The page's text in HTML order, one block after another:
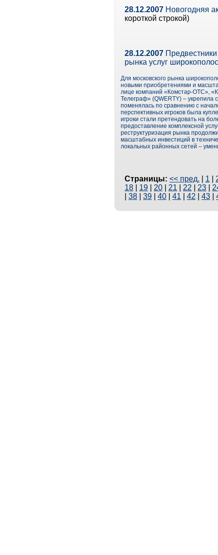
28.12.2007 Новогодняя
короткой строкой)
28.12.2007
рынка услуг
Для московского рынка
новыми приобретениями и
лице компаний «Комстар-ОТС»,
Телеграф» (QWERTY) – укрепила
поменялась по сравнению с
перспективных игроков была
игроки стали претендовать на
предоставление комплексной
реструктуризация рынка
масштабных инвестиций в
локальных районных сетей –
Страницы: << пред. 1
18
19 20 21 22 23
38 39 40 41 42 43